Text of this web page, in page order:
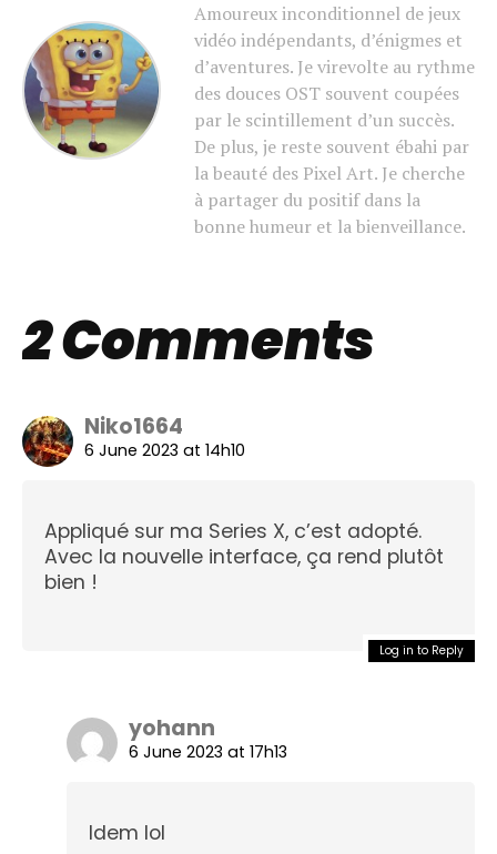
Amoureux inconditionnel de jeux
vidéo indépendants, d’énigmes et
d’aventures. Je virevolte au rythme
des douces OST souvent coupées
par le scintillement d’un succès.
De plus, je reste souvent ébahi par
la beauté des Pixel Art. Je cherche
à partager du positif dans la
bonne humeur et la bienveillance.
2 Comments
Niko1664
6 June 2023 at 14h10
Appliqué sur ma Series X, c’est adopté.
Avec la nouvelle interface, ça rend plutôt
bien !
Log in to Reply
yohann
6 June 2023 at 17h13
Idem lol